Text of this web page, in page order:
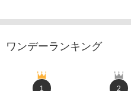
ワンデーランキング
1 2